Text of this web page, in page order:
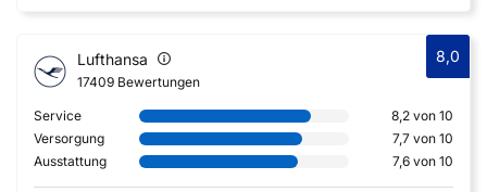
Lufthansa
17409 Bewertungen
8,0
Service
8,2 von 10
Versorgung
7,7 von 10
Ausstattung
7,6 von 10